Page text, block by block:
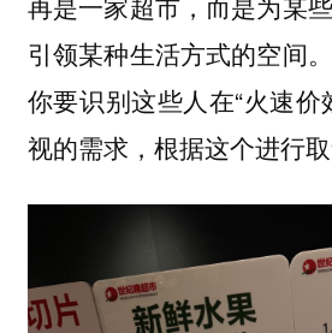
引领某种生活方式的空间
你要识别这些人在“火速价
视的需求，根据这个进行取